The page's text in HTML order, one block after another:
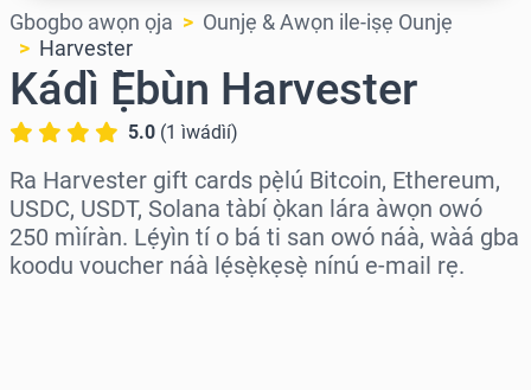
Gbogbo awọn ọja
Ounjẹ & Awọn ile-iṣẹ Ounjẹ
Harvester
Kádì Ẹ̀bùn Harvester
5.0 (1 ìwádìí)
Ra Harvester gift cards pẹ̀lú Bitcoin, Ethereum,
USDC, USDT, Solana tàbí ọ̀kan lára àwọn owó
250 mìíràn. Lẹ́yìn tí o bá ti san owó náà, wàá gba
koodu voucher náà lẹ́sẹ̀kẹsẹ̀ nínú e-mail rẹ.